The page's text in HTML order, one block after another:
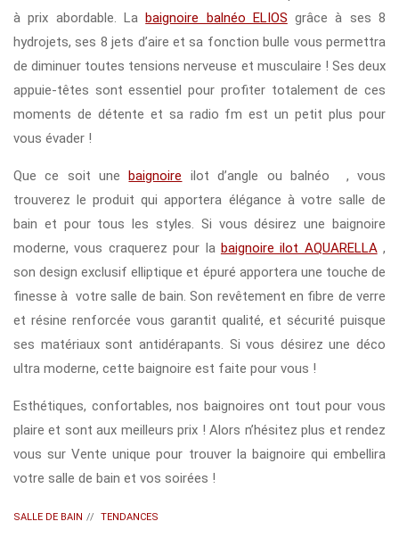
à prix abordable. La baignoire balnéo ELIOS grâce à ses 8
hydrojets, ses 8 jets d’aire et sa fonction bulle vous permettra
de diminuer toutes tensions nerveuse et musculaire ! Ses deux
appuie-têtes sont essentiel pour profiter totalement de ces
moments de détente et sa radio fm est un petit plus pour
vous évader !
Que ce soit une baignoire ilot d’angle ou balnéo , vous
trouverez le produit qui apportera élégance à votre salle de
bain et pour tous les styles. Si vous désirez une baignoire
moderne, vous craquerez pour la baignoire ilot AQUARELLA,
son design exclusif elliptique et épuré apportera une touche de
finesse à votre salle de bain. Son revêtement en fibre de verre
et résine renforcée vous garantit qualité, et sécurité puisque
ses matériaux sont antidérapants. Si vous désirez une déco
ultra moderne, cette baignoire est faite pour vous !
Esthétiques, confortables, nos baignoires ont tout pour vous
plaire et sont aux meilleurs prix ! Alors n’hésitez plus et rendez
vous sur Vente unique pour trouver la baignoire qui embellira
votre salle de bain et vos soirées !
SALLE DE BAIN // TENDANCES